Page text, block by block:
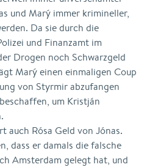
und Marý immer krimineller,
Da sie durch die
und Finanzamt im
Drogen noch Schwarzgeld
Marý einen einmaligen Coup
von Styrmir abzufangen
um Kristján
auch Rósa Geld von Jónas.
dass er damals die falsche
Amsterdam gelegt hat, und